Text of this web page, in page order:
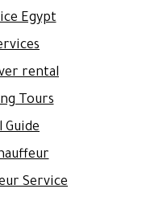
Egypt
rental
Tours
Guide
Service